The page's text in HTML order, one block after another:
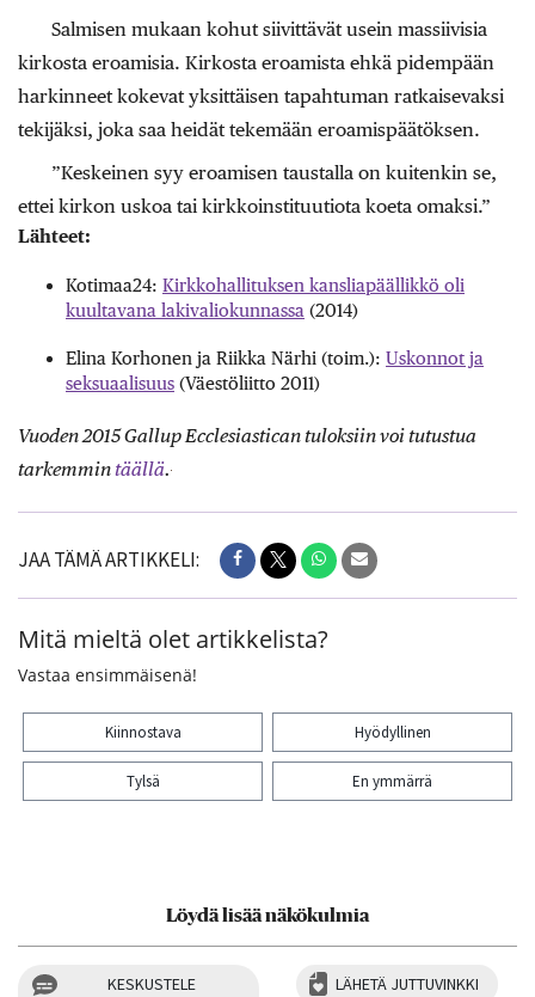
Salmisen mukaan kohut siivittävät usein massiivisia
kirkosta eroamisia. Kirkosta eroamista ehkä pidempään
harkinneet kokevat yksittäisen tapahtuman ratkaisevaksi
tekijäksi, joka saa heidät tekemään eroamispäätöksen.
”Keskeinen syy eroamisen taustalla on kuitenkin se,
ettei kirkon uskoa tai kirkkoinstituutiota koeta omaksi.”
Lähteet:
Kotimaa24: Kirkkohallituksen kansliapäällikkö oli
kuultavana lakivaliokunnassa (2014)
Elina Korhonen ja Riikka Närhi (toim.): Uskonnot ja
seksuaalisuus (Väestöliitto 2011)
Vuoden 2015 Gallup Ecclesiastican tuloksiin voi tutustua
tarkemmintäällä.
JAA TÄMÄ ARTIKKELI:
Mitä mieltä olet artikkelista?
Vastaa ensimmäisenä!
Kiinnostava Hyödyllinen
Tylsä En ymmärrä
Löydä lisää näkökulmia
KESKUSTELE
LÄHETÄ JUTTUVINKKI